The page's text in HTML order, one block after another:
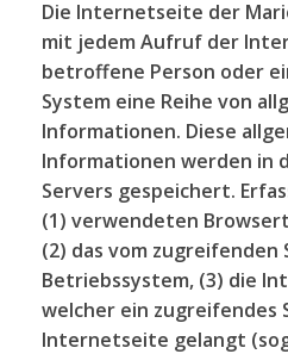
Die Internetseite der
mit jedem Aufruf der
betroffene Person oder
System eine Reihe von
Informationen. Diese
Informationen werden in
Servers gespeichert.
(1) verwendeten
(2) das vom
Betriebssystem, (3) die
welcher ein zugreifendes
Internetseite gelangt